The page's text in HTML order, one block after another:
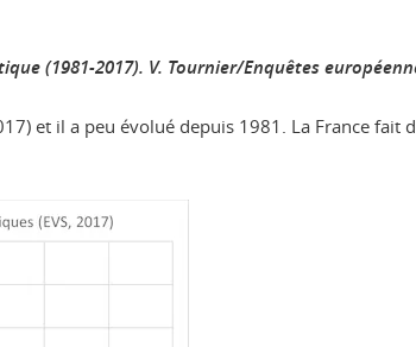
(1981-2017). V. Tournier/Enquêtes
et il a peu évolué depuis 1981. La France fait